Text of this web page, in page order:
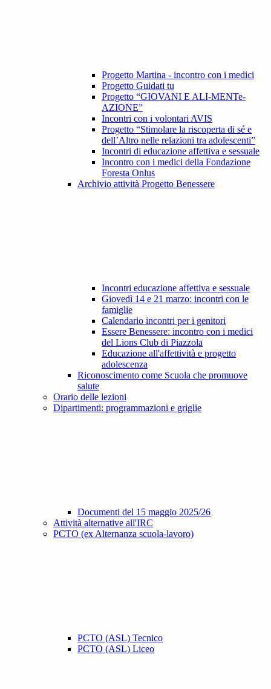
Progetto Martina - incontro con i medici
Progetto Guidati tu
Progetto “GIOVANI E ALI-MENTe-
AZIONE”
Incontri con i volontari AVIS
Progetto “Stimolare la riscoperta di sé e
dell’Altro nelle relazioni tra adolescenti”
Incontri di educazione affettiva e sessuale
Incontro con i medici della Fondazione
Foresta Onlus
Archivio attività Progetto Benessere
Incontri educazione affettiva e sessuale
Giovedì 14 e 21 marzo: incontri con le
famiglie
Calendario incontri per i genitori
Essere Benessere: incontro con i medici
del Lions Club di Piazzola
Educazione all'affettività e progetto
adolescenza
Riconoscimento come Scuola che promuove
salute
Orario delle lezioni
Dipartimenti: programmazioni e griglie
Documenti del 15 maggio 2025/26
Attività alternative all'IRC
PCTO (ex Alternanza scuola-lavoro)
PCTO (ASL) Tecnico
PCTO (ASL) Liceo